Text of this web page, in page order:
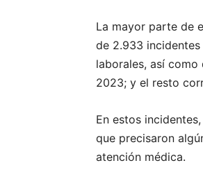
La mayor parte de
de 2.933
laborales, así
2023; y el resto
En estos
que precisaron
atención médica.